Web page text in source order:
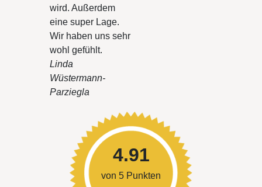
wird. Außerdem
eine super Lage.
Wir haben uns sehr
wohl gefühlt.
Linda
Wüstermann-
Parziegla
4.91
von 5 Punkten